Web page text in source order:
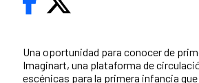
Una oportunidad para conocer de
Imaginart, una plataforma de
escénicas para la primera infancia